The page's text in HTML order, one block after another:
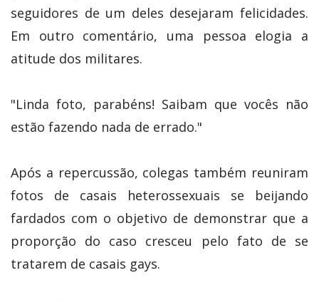
seguidores de um deles desejaram felicidades.
Em outro comentário, uma pessoa elogia a
atitude dos militares.
"Linda foto, parabéns! Saibam que vocês não
estão fazendo nada de errado."
Após a repercussão, colegas também reuniram
fotos de casais heterossexuais se beijando
fardados com o objetivo de demonstrar que a
proporção do caso cresceu pelo fato de se
tratarem de casais gays.